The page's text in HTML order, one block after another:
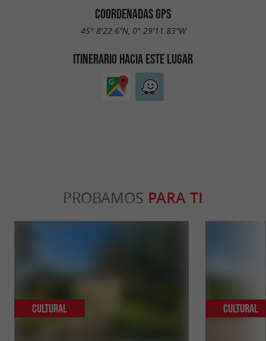
Filetes generosos, patatas fritas auténticas
helados refrescantes
Todo lo que necesitas para tus picnics
El Camping Le Maine Blanc goza de una
Lugares para descubrir en las cercanías:
COORDENADAS GPS
45° 8'22.6"N, 0° 29'11.83"W
ITINERARIO HACIA ESTE LUGAR
PROBAMOS PARA TI
Cultural Cultural